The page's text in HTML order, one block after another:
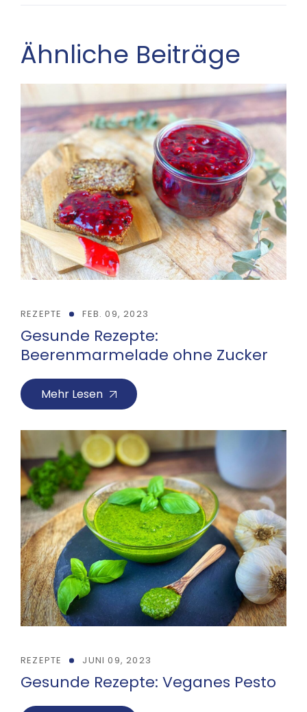
Ähnliche Beiträge
REZEPTE FEB. 09, 2023
Gesunde Rezepte:
Beerenmarmelade ohne Zucker
Mehr Lesen
REZEPTE JUNI 09, 2023
Gesunde Rezepte: Veganes Pesto